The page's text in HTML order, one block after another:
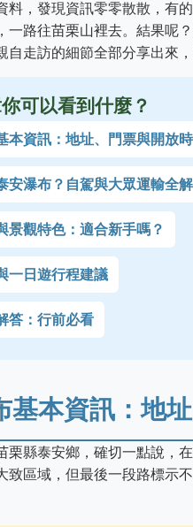
料，發現資訊零零散散，有
一路往苗栗山裡去。結果呢
自走訪的細節全部分享出來
可以看到什麼？
本資訊：地址、門票與開放
安瀑布？自駕與大眾運輸全
景觀特色：適合新手嗎？
一日遊行程建議
答：行前必看
基本資訊：地
栗縣泰安鄉，確切一點說，
致區域，但最後一段路標示